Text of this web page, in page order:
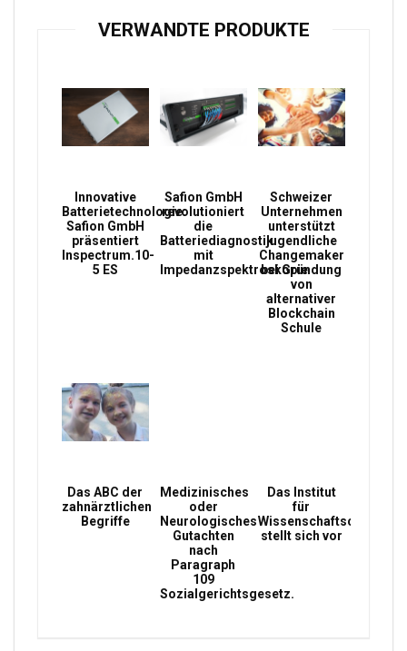
VERWANDTE PRODUKTE
Innovative
Batterietechnologie:
Safion GmbH
präsentiert
Inspectrum.10-
5 ES
Safion GmbH
revolutioniert
die
Batteriediagnostik
mit
Impedanzspektroskopie
Schweizer
Unternehmen
unterstützt
jugendliche
Changemaker
bei Gründung
von
alternativer
Blockchain
Schule
Das ABC der
zahnärztlichen
Begriffe
Medizinisches
oder
Neurologisches
Gutachten
nach
Paragraph
109
Sozialgerichtsgesetz.
Das Institut
für
stellt sich vor